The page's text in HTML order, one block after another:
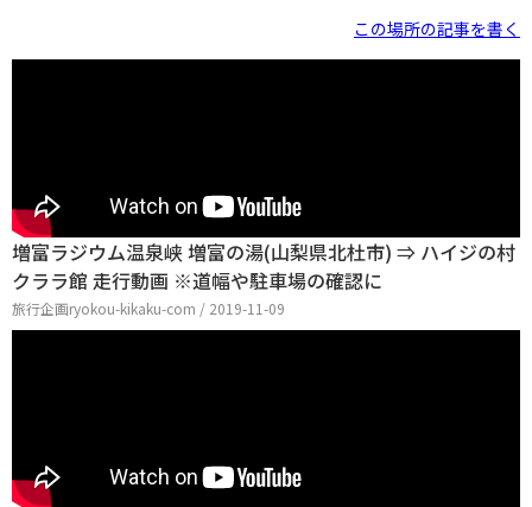
この場所の記事を書く
増富ラジウム温泉峡 増富の湯(山梨県北杜市) ⇒ ハイジの村
クララ館 走行動画 ※道幅や駐車場の確認に
旅行企画ryokou-kikaku-com / 2019-11-09